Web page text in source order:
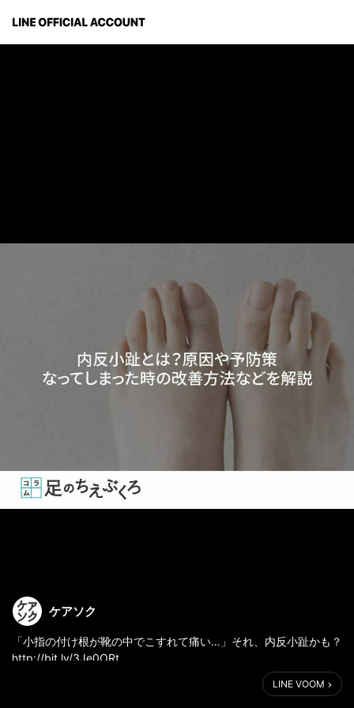
ケアソク
「小指の付け根が靴の中でこすれて痛い…」それ、内反小趾かも？
http://bit.ly/3Je0ORt
内反小趾とは足に合わない靴や歩き方のクセが原因で、小指が内
LINE VOOM